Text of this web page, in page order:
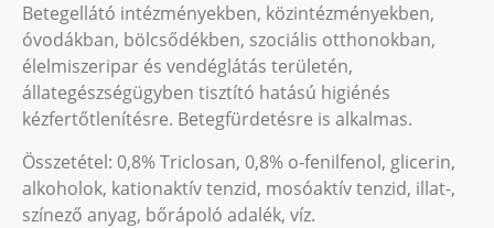
Betegellátó intézményekben, közintézményekben,
óvodákban, bölcsődékben, szociális otthonokban,
élelmiszeripar és vendéglátás területén,
állategészségügyben tisztító hatású higiénés
kézfertőtlenítésre. Betegfürdetésre is alkalmas.
Összetétel: 0,8% Triclosan, 0,8% o-fenilfenol, glicerin,
alkoholok, kationaktív tenzid, mosóaktív tenzid, illat-,
színező anyag, bőrápoló adalék, víz.